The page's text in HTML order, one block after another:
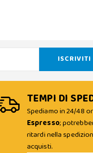
TEMPI DI
Spediamo in 24/48
Espresso;
ritardi nella
acquisti.